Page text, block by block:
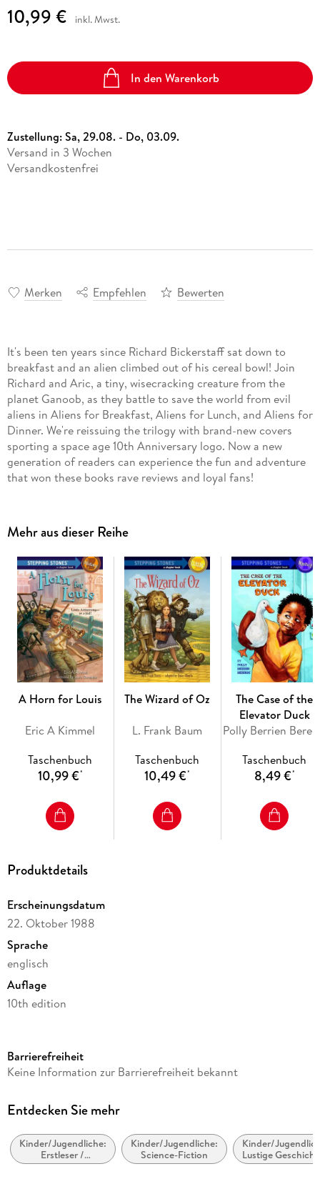
10,99 € inkl. Mwst.
In den Warenkorb
Zustellung:Sa, 29.08. - Do, 03.09.
Versand in 3 Wochen
Versandkostenfrei
Merken Empfehlen Bewerten
It's been ten years since Richard Bickerstaff sat down to
breakfast and an alien climbed out of his cereal bowl! Join
Richard and Aric, a tiny, wisecracking creature from the
planet Ganoob, as they battle to save the world from evil
aliens in Aliens for Breakfast, Aliens for Lunch, and Aliens for
Dinner. We're reissuing the trilogy with brand-new covers
sporting a space age 10th Anniversary logo. Now a new
generation of readers can experience the fun and adventure
that won these books rave reviews and loyal fans!
Mehr aus dieser Reihe
A Horn for Louis
Eric A Kimmel
Taschenbuch
10,99 €*
The Wizard of Oz
L. Frank Baum
Taschenbuch
10,49 €*
The Case of the
Elevator Duck
Taschenbuch
8,49 €*
Produktdetails
Erscheinungsdatum
22. Oktober 1988
Sprache
englisch
Auflage
10th edition
Altersempfehlung
Reihe
Autor/Autorin
Stephanie Spinner, Jonathan Etra
Barrierefreiheit
Keine Information zur Barrierefreiheit bekannt
Entdecken Sie mehr
Kinder/Jugendliche:
Erstleser /
Leseanfänger
Kinder/Jugendliche:
Science-Fiction
Kinder/
Lustige